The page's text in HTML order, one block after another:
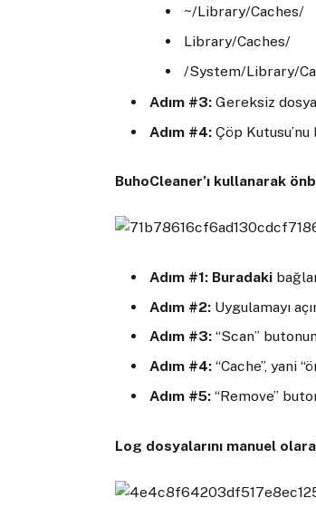
~/Library/Caches/
Library/Caches/
/System/Library/
Adım #3: Gereksiz
Adım #4:Çöp Kutusu’nu
BuhoCleaner’ı kullanarak
Adım #1: Buradaki
Adım #2: Uygulamayı
Adım #3: “Scan”
Adım #4: “Cache”, yani
Adım #5: “Remove”
Log dosyalarını manuel